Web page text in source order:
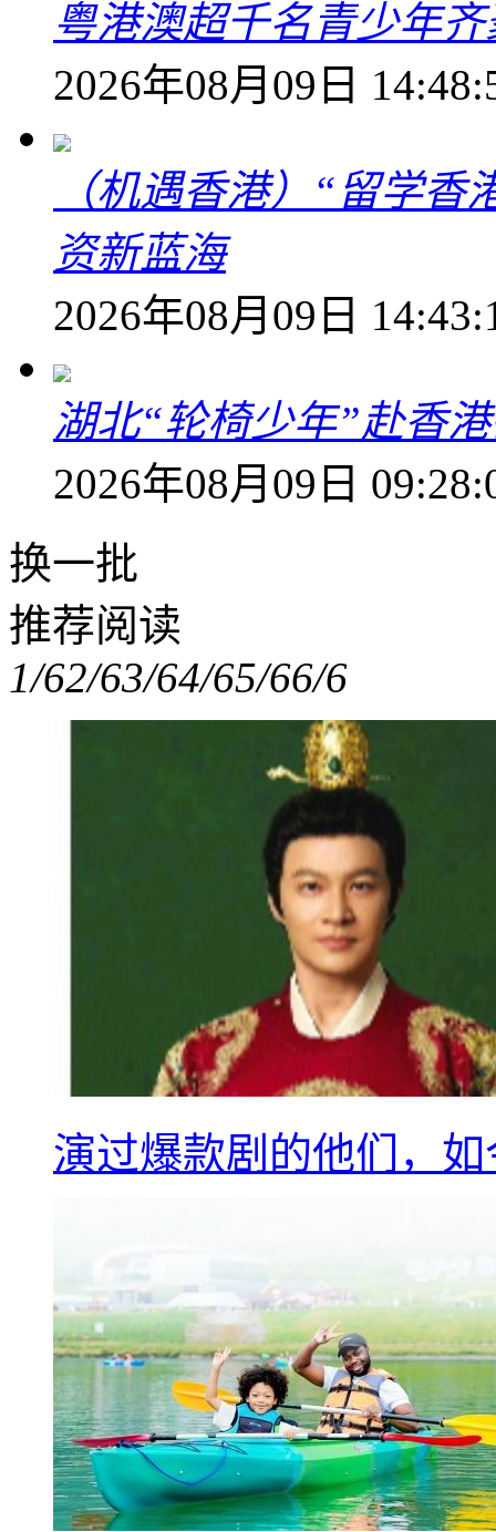
粤港澳超千名青少年
2026年08月09日
（机遇香港）“留学
资新蓝海
2026年08月09日
湖北“轮椅少年”赴香
2026年08月09日
换一批
推荐阅读
1/62/63/64/65/66/6
演过爆款剧的他们，